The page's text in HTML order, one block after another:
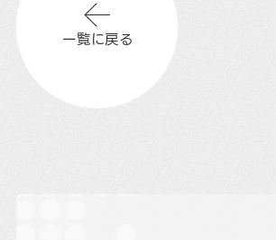
一覧に戻る